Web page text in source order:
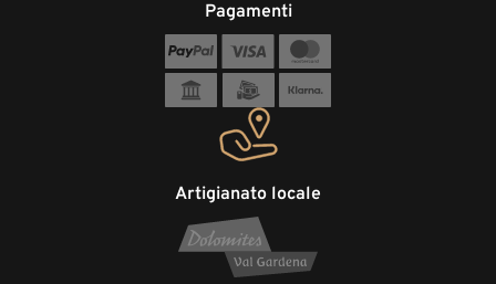
Artigianato locale
Pagamenti